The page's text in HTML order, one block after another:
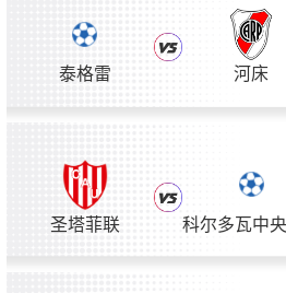
泰格雷 河床
圣塔菲联